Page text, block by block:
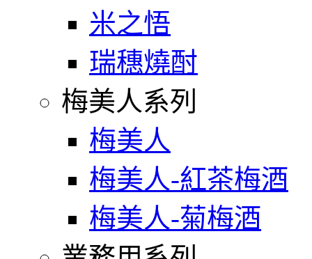
米之悟
瑞穗燒酎
梅美人系列
梅美人
梅美人-紅茶梅酒
梅美人-菊梅酒